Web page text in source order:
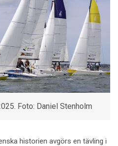
Foto: Daniel Stenholm
historien avgörs en tävling i